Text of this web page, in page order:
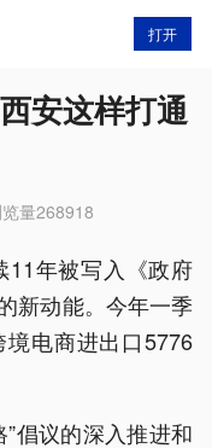
打开
安这样打通
量268918
11年被写入《政府
新动能。今年一季
电商进出口5776
倡议的深入推进和